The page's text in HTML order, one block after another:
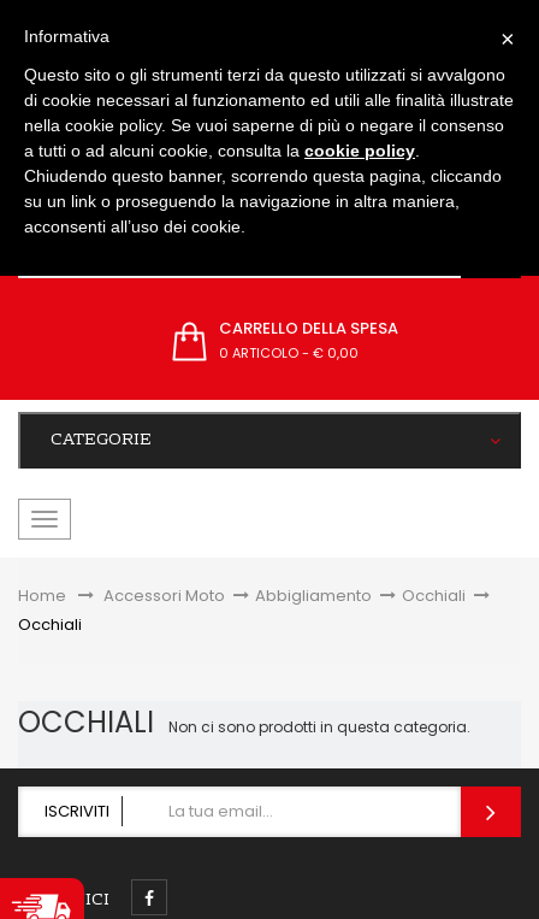
CARRELLO DELLA SPESA
0 ARTICOLO- € 0,00
CATEGORIE
navigazione
Home &gt;Accessori Moto > Abbigliamento > Occhiali >
Occhiali
OCCHIALI Non ci sono prodotti in questa categoria.
ISCRIVITI
SEGUICI
×
Informativa
Questo sito o gli strumenti terzi da questo utilizzati si avvalgono
di cookie necessari al funzionamento ed utili alle finalità illustrate
nella cookie policy. Se vuoi saperne di più o negare il consenso
a tutti o ad alcuni cookie, consulta la cookie policy
Chiudendo questo banner, scorrendo questa pagina, cliccando
su un link o proseguendo la navigazione in altra maniera,
acconsenti all’uso dei cookie.